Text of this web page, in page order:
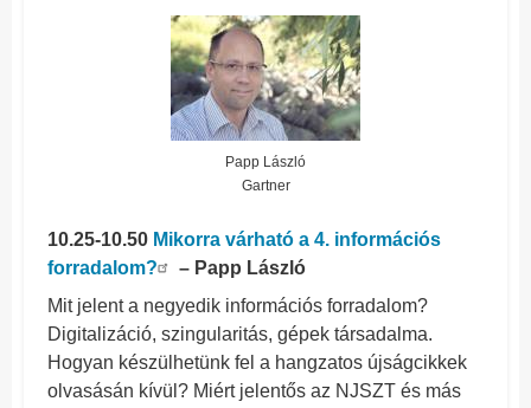
Papp László
Gartner
10.25-10.50 Mikorra várható a 4. információs
forradalom?
– Papp László
Mit jelent a negyedik információs forradalom?
Digitalizáció, szingularitás, gépek társadalma.
Hogyan készülhetünk fel a hangzatos újságcikkek
olvasásán kívül? Miért jelentős az NJSZT és más